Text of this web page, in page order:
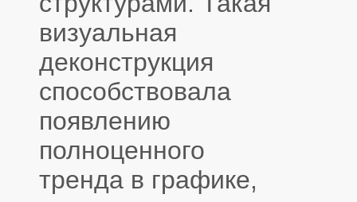
визуальная
деконструкция
способствовала
появлению
полноценного
тренда в графике,